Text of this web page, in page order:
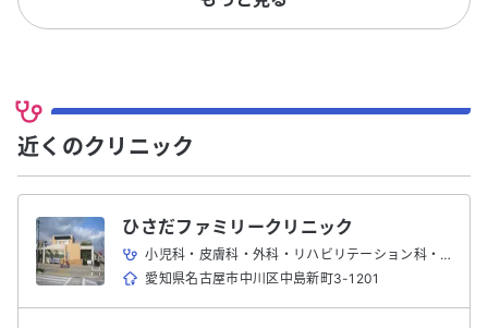
近くのクリニック
ひさだファミリークリニック
小児科・皮膚科・外科・リハビリテーション科・消化器内科・内科
愛知県名古屋市中川区中島新町3-1201